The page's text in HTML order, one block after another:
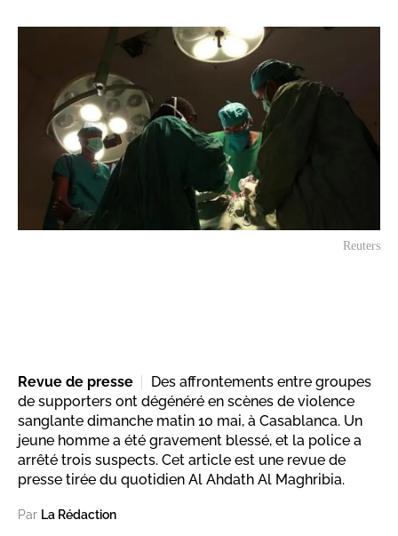
Reuters
Revue de presse
Des affrontements entre groupes
de supporters ont dégénéré en scènes de violence
sanglante dimanche matin 10 mai, à Casablanca. Un
jeune homme a été gravement blessé, et la police a
arrêté trois suspects. Cet article est une revue de
presse tirée du quotidien Al Ahdath Al Maghribia.
Par La Rédaction